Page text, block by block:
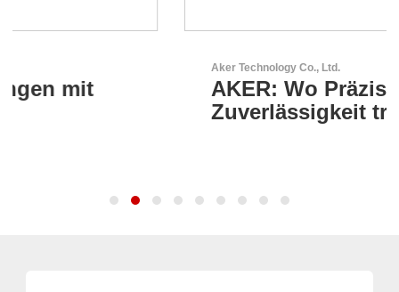
AKER: Wo Präzision auf
Zuverlässigkeit trifft